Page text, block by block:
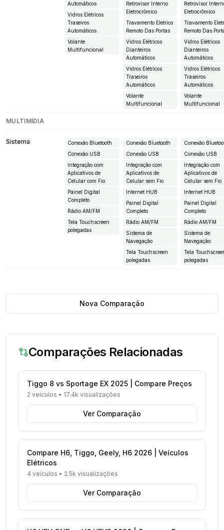
Automáticos
Vidros Elétricos
Traseiros
Automáticos
Volante
Multifuncional
Retrovisor Interno
Eletrocrômico
Travamento Eletrico
Remoto Das Portas
Vidros Elétricos
Dianteiros
Automáticos
Vidros Elétricos
Traseiros
Automáticos
Volante
Multifuncional
Retrovisor
Eletrocrômico
Travamento
Remoto Das
Vidros Elétricos
Dianteiros
Automáticos
Vidros Elétricos
Traseiros
Automáticos
Volante
Multifuncional
MULTIMÍDIA
Sistema
Conexão Bluetooth
Conexão USB
Integração com
Aplicativos de
Celular com Fio
Painel Digital
Completo
Rádio AM/FM
Tela Touchscreen
polegadas
Conexão Bluetooth
Conexão USB
Integração com
Aplicativos de
Celular sem Fio
Internet HUB
Painel Digital
Completo
Rádio AM/FM
Sistema de
Navegação
Tela Touchscreen
polegadas
Conexão
Conexão USB
Integração com
Aplicativos de
Celular sem Fio
Internet HUB
Painel Digital
Completo
Rádio AM/FM
Sistema de
Navegação
Tela
polegadas
Nova Comparação
Comparações Relacionadas
Tiggo 8 vs Sportage EX 2025 | Compare Preços
2 veículos • 17.4k visualizações
Ver Comparação
Compare H6, Tiggo, Geely, H6 2026 | Veículos
Elétricos
4 veículos • 2.5k visualizações
Ver Comparação